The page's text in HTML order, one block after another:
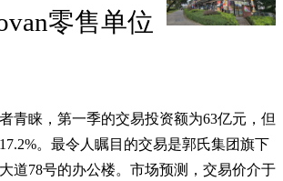
零售单位
青睐，第一季的交易投资额为63亿元，但
。最令人瞩目的交易是郭氏集团旗下
道78号的办公楼。市场预测，交易价介于